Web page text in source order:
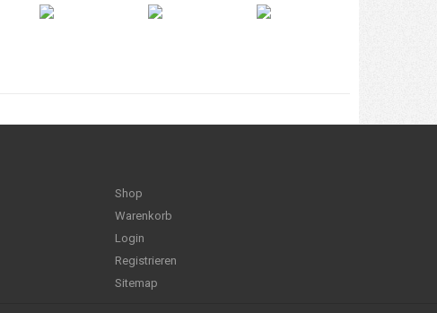
Shop
Warenkorb
Login
Registrieren
Sitemap